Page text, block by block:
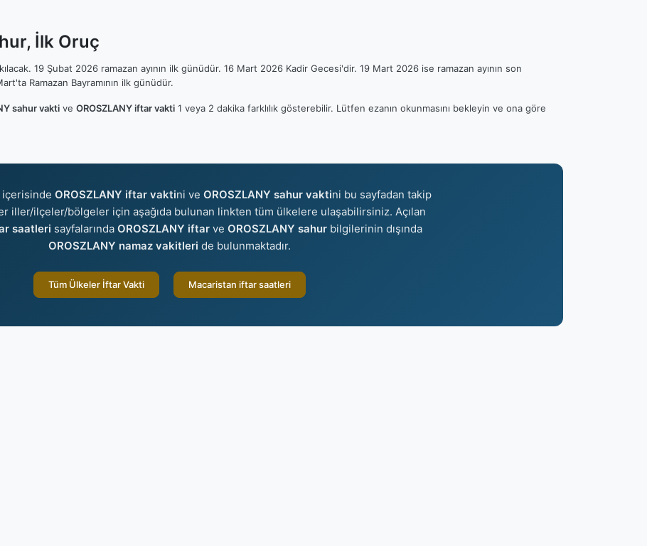
İlk Oruç
19 Şubat 2026 ramazan ayının ilk günüdür. 16 Mart 2026 Kadir Gecesi'dir. 19 Mart 2026 ise ramazan ayının son
Ramazan Bayramının ilk günüdür.
sahur vakti ve OROSZLANY iftar vakti 1 veya 2 dakika farklılık gösterebilir. Lütfen ezanın okunmasını bekleyin ve ona göre
içerisinde OROSZLANY iftar vaktini ve OROSZLANY sahur vaktini bu sayfadan takip
iller/ilçeler/bölgeler için aşağıda bulunan linkten tüm ülkelere ulaşabilirsiniz. Açılan
saatleri sayfalarında OROSZLANY iftarve OROSZLANY sahurbilgilerinin dışında
OROSZLANY namaz vakitleri de bulunmaktadır.
Tüm Ülkeler İftar Vakti Macaristan iftar saatleri